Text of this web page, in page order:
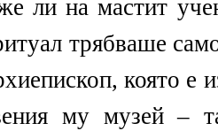
ли на мастит
трябваше
която е
му музей –